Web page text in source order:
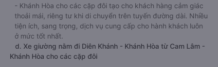
- Khánh Hòa cho các cặp đôi tạo cho khách hàng cảm giác
thoải mái, riêng tư khi di chuyển trên tuyến đường dài. Nhiều
tiện ích, sang trọng, dịch vụ cung cấp cho hành khách luôn
ở mức tốt nhất.
d. Xe giường nằm đi Diên Khánh - Khánh Hòa từ Cam Lâm -
Khánh Hòa cho các cặp đôi